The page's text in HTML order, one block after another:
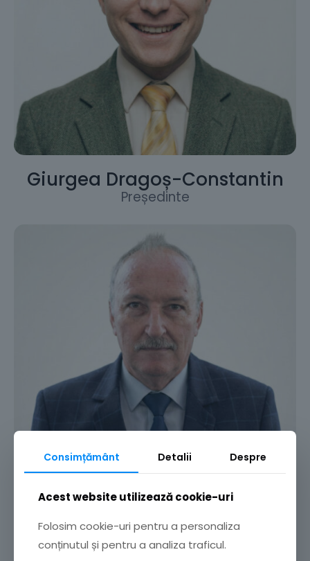
Giurgea Dragoș-Constantin
Președinte
Murguleț Vasile
Secretar
Consimțământ Detalii Despre
Acest website utilizează cookie-uri
Folosim cookie-uri pentru a personaliza
conținutul și pentru a analiza traficul.